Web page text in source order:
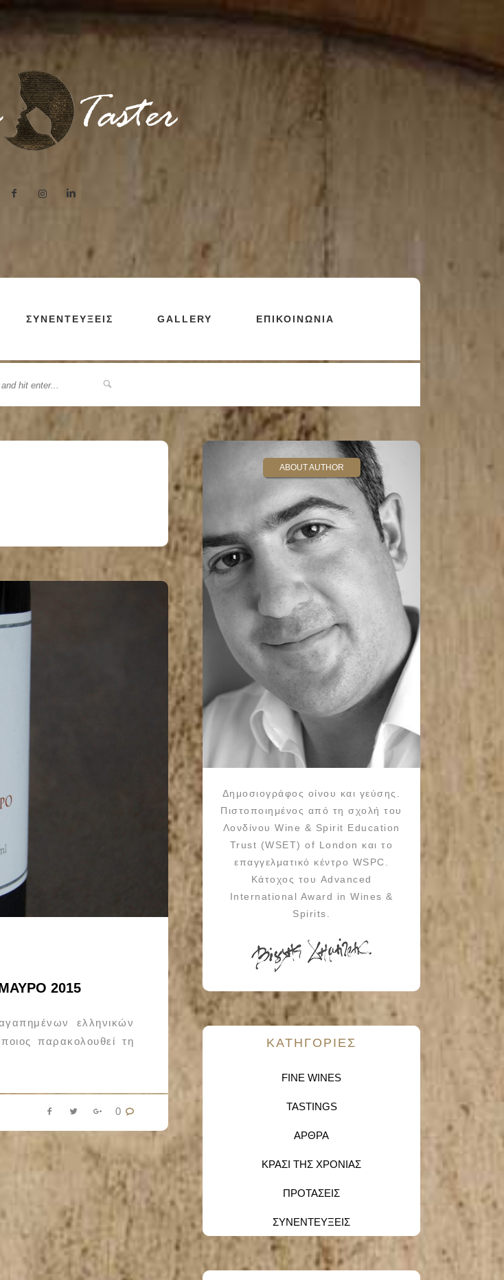
ΣΥΝΕΝΤΕΥΞΕΙΣ GALLERY ΕΠΙΚΟΙΝΩΝΙΑ
2015
ελληνικών
παρακολουθεί τη
0
ABOUT AUTHOR
Δημοσιογράφος οίνου και γεύσης.
Πιστοποιημένος από τη σχολή του
Λονδίνου Wine & Spirit Education
Trust (WSET) of London και το
επαγγελματικό κέντρο WSPC.
Κάτοχος του Advanced
International Award in Wines &
Spirits.
KΑΤΗΓΟΡΙΕΣ
FINE WINES
TASTINGS
ΑΡΘΡΑ
ΚΡΑΣΙ ΤΗΣ ΧΡΟΝΙΑΣ
ΠΡΟΤΑΣΕΙΣ
ΣΥΝΕΝΤΕΥΞΕΙΣ